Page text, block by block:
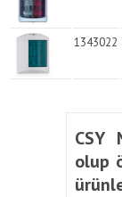
1343022
CSY
olup